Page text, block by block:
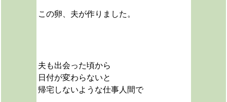
この卵、夫が作りました。
夫も出会った頃から
日付が変わらないと
帰宅しないような仕事人間で